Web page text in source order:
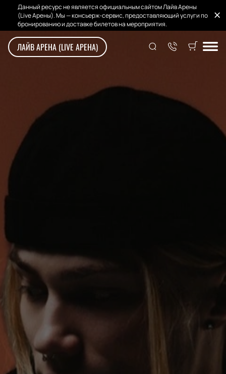
Данный ресурс не является официальным сайтом Лайв Арены
(Live Арены). Мы — консьерж-сервис, предоставляющий услуги по
бронированию и доставке билетов на мероприятия.
ЛАЙВ АРЕНА (LIVE АРЕНА)